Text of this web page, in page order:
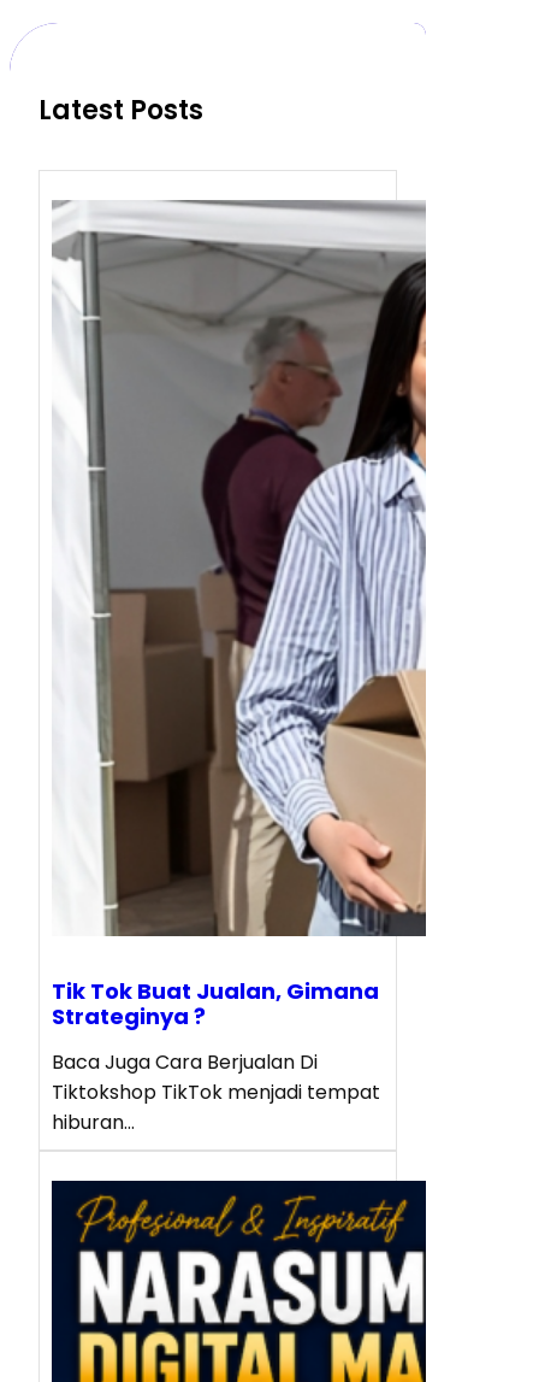
c
Latest Posts
Tik Tok Buat Jualan, Gimana
Strateginya ?
Baca Juga Cara Berjualan Di
Tiktokshop TikTok menjadi tempat
hiburan…